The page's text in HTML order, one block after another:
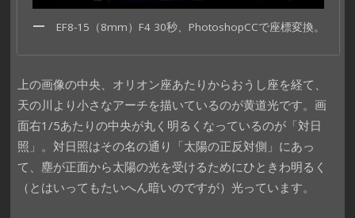
EF8-15（8mm）F4 30秒、PhotoshopCCで座標変換。
上の画像の中央、オリオン座あたりからおうし座を経て、
天の川より小さなアーチを描いているのが黄道光です。画
面右1/5あたりの中央が丸く明るくなっているのが「対日
照」。対日照はその名の通り「太陽の正反対側」にあっ
て、塵が正面から太陽の光を受けるためにひときわ明るく
（とはいってもたいへん暗いのですが）光っています。